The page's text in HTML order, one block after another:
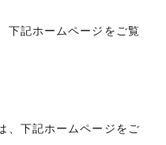
下記ホームページをご覧
、下記ホームページをご